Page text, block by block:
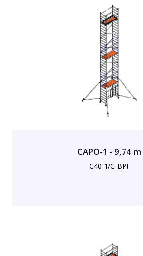
CAPO-1 - 9,74 m
C40-1/C-BPI